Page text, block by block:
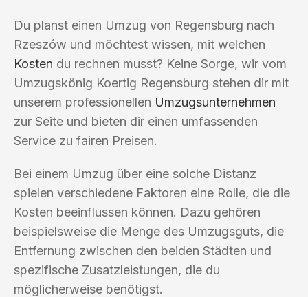
Du planst einen Umzug von Regensburg nach
Rzeszów und möchtest wissen, mit welchen
Kosten du rechnen musst? Keine Sorge, wir vom
Umzugskönig Koertig Regensburg stehen dir mit
unserem professionellen Umzugsunternehmen
zur Seite und bieten dir einen umfassenden
Service zu fairen Preisen.
Bei einem Umzug über eine solche Distanz
spielen verschiedene Faktoren eine Rolle, die die
Kosten beeinflussen können. Dazu gehören
beispielsweise die Menge des Umzugsguts, die
Entfernung zwischen den beiden Städten und
spezifische Zusatzleistungen, die du
möglicherweise benötigst.